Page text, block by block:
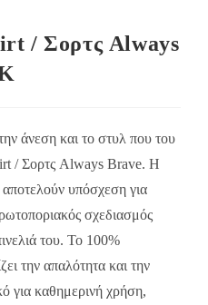
/ Σορτς Always
άνεση και το στυλ που του
/ Σορτς Always Brave. Η
υπόσχεση για
σχεδιασμός
του. Το 100%
την απαλότητα και την
για καθημερινή χρήση,